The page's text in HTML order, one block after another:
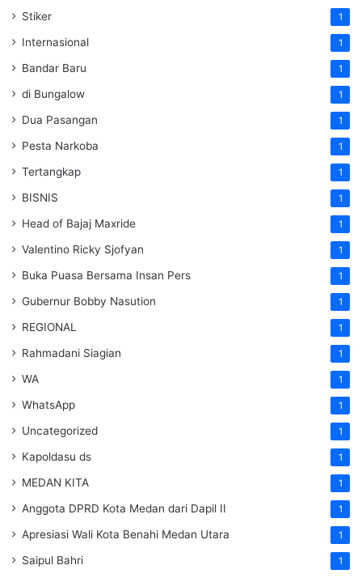
Stiker 1
Internasional 1
Bandar Baru 1
di Bungalow 1
Dua Pasangan 1
Pesta Narkoba 1
Tertangkap 1
BISNIS 1
Head of Bajaj Maxride 1
Valentino Ricky Sjofyan 1
Buka Puasa Bersama Insan Pers 1
Gubernur Bobby Nasution 1
REGIONAL 1
Rahmadani Siagian 1
WA 1
WhatsApp 1
Uncategorized 1
Kapoldasu ds 1
MEDAN KITA 1
Anggota DPRD Kota Medan dari Dapil II 1
Apresiasi Wali Kota Benahi Medan Utara 1
Saipul Bahri 1